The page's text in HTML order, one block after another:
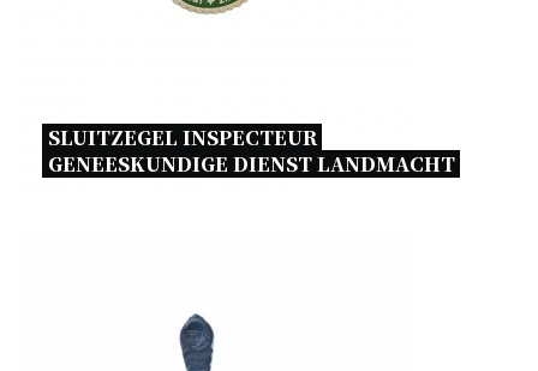
SLUITZEGEL INSPECTEUR
GENEESKUNDIGE DIENST LANDMACHT